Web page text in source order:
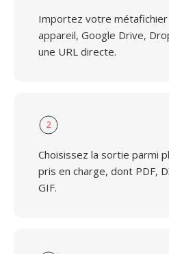
Importez votre métafichier
appareil, Google Drive,
une URL directe.
2
Choisissez la sortie parmi
pris en charge, dont PDF,
GIF.